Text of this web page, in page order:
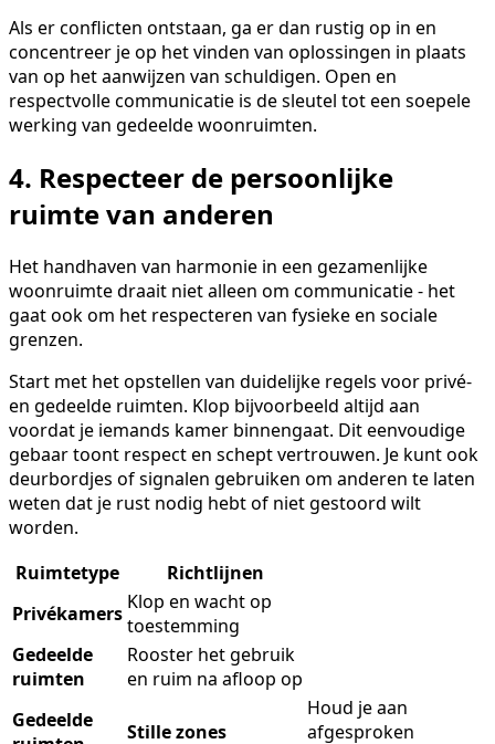
Als er conflicten ontstaan, ga er dan rustig op in en
concentreer je op het vinden van oplossingen in plaats
van op het aanwijzen van schuldigen. Open en
respectvolle communicatie is de sleutel tot een soepele
werking van gedeelde woonruimten.
4. Respecteer de persoonlijke
ruimte van anderen
Het handhaven van harmonie in een gezamenlijke
woonruimte draait niet alleen om communicatie - het
gaat ook om het respecteren van fysieke en sociale
grenzen.
Start met het opstellen van duidelijke regels voor privé-
en gedeelde ruimten. Klop bijvoorbeeld altijd aan
voordat je iemands kamer binnengaat. Dit eenvoudige
gebaar toont respect en schept vertrouwen. Je kunt ook
deurbordjes of signalen gebruiken om anderen te laten
weten dat je rust nodig hebt of niet gestoord wilt
worden.
Ruimtetype
Richtlijnen
Privékamers Klop en wacht op
toestemming
Gedeelde
ruimten
Rooster het gebruik
en ruim na afloop op
Gedeelde
Stille zones
Houd je aan
afgesproken